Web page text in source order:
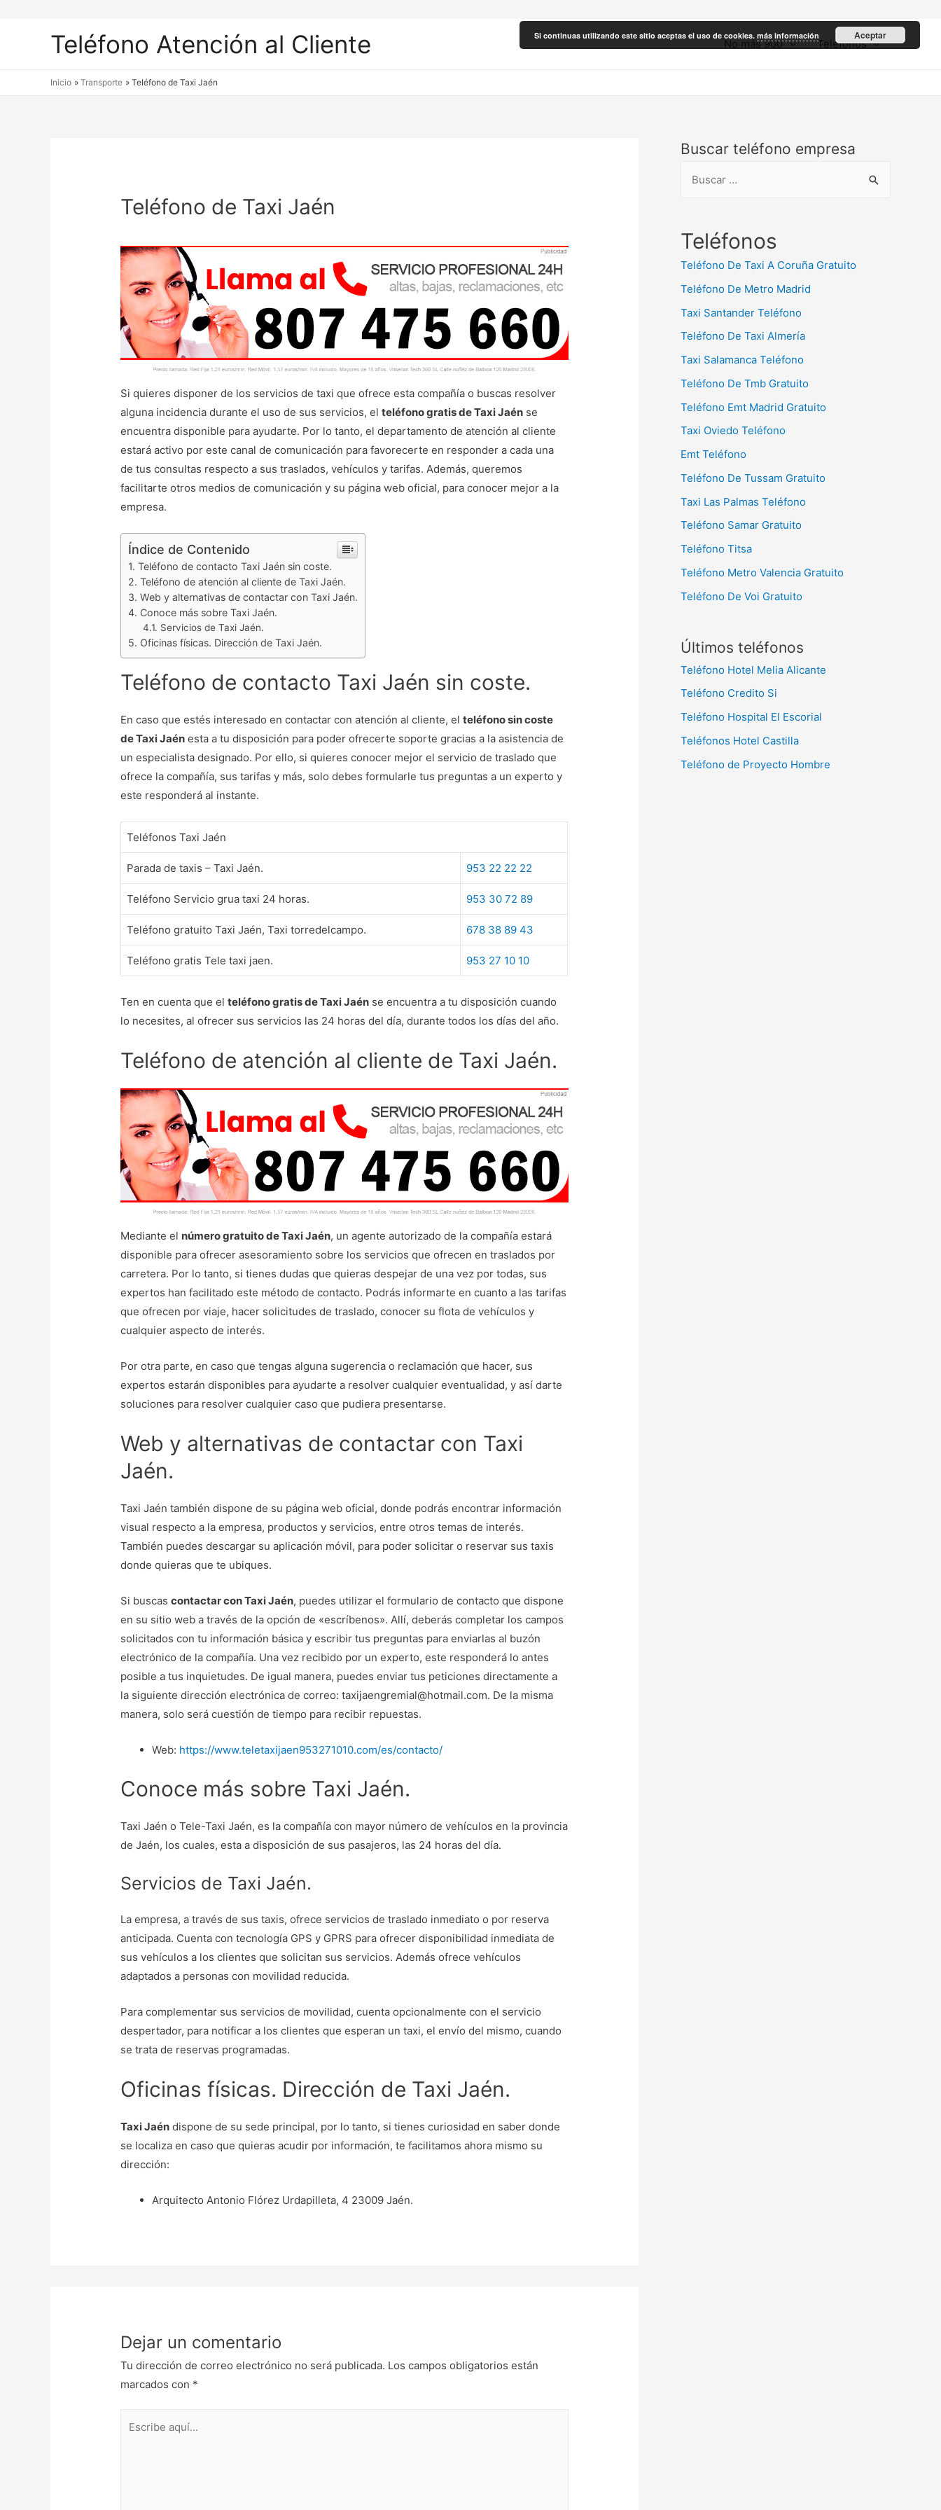
Teléfono Atención al Cliente No más 900 Teléfonos
Inicio Transporte Teléfono de Taxi Jaén
Teléfono de Taxi Jaén
Si quieres disponer de los servicios de taxi que ofrece esta compañía o buscas resolver
alguna incidencia durante el uso de sus servicios, elteléfono gratis de Taxi Jaén se
encuentra disponible para ayudarte. Por lo tanto, el departamento de atención al cliente
estará activo por este canal de comunicación para favorecerte en responder a cada una
de tus consultas respecto a sus traslados, vehículos y tarifas. Además, queremos
facilitarte otros medios de comunicación y su página web oficial, para conocer mejor a la
empresa.
Índice de Contenido
Teléfono de contacto Taxi Jaén sin coste.
Teléfono de atención al cliente de Taxi Jaén.
Web y alternativas de contactar con Taxi Jaén.
Conoce más sobre Taxi Jaén.
Servicios de Taxi Jaén.
Oficinas físicas. Dirección de Taxi Jaén.
Teléfono de contacto Taxi Jaén sin coste.
En caso que estés interesado en contactar con atención al cliente, elteléfono sin coste
de Taxi Jaén esta a tu disposición para poder ofrecerte soporte gracias a la asistencia de
un especialista designado. Por ello, si quieres conocer mejor el servicio de traslado que
ofrece la compañía, sus tarifas y más, solo debes formularle tus preguntas a un experto y
este responderá al instante.
Teléfonos Taxi Jaén
Parada de taxis – Taxi Jaén. 953 22 22 22
Teléfono Servicio grua taxi 24 horas. 953 30 72 89
Teléfono gratuito Taxi Jaén, Taxi torredelcampo. 678 38 89 43
Teléfono gratis Tele taxi jaen. 953 27 10 10
Ten en cuenta que elteléfono gratis de Taxi Jaén se encuentra a tu disposición cuando
lo necesites, al ofrecer sus servicios las 24 horas del día, durante todos los días del año.
Teléfono de atención al cliente de Taxi Jaén.
Mediante el número gratuito de Taxi Jaén, un agente autorizado de la compañía estará
disponible para ofrecer asesoramiento sobre los servicios que ofrecen en traslados por
carretera. Por lo tanto, si tienes dudas que quieras despejar de una vez por todas, sus
expertos han facilitado este método de contacto. Podrás informarte en cuanto a las tarifas
que ofrecen por viaje, hacer solicitudes de traslado, conocer su flota de vehículos y
cualquier aspecto de interés.
Por otra parte, en caso que tengas alguna sugerencia o reclamación que hacer, sus
expertos estarán disponibles para ayudarte a resolver cualquier eventualidad, y así darte
soluciones para resolver cualquier caso que pudiera presentarse.
Web y alternativas de contactar con Taxi
Jaén.
Taxi Jaén también dispone de su página web oficial, donde podrás encontrar información
visual respecto a la empresa, productos y servicios, entre otros temas de interés.
También puedes descargar su aplicación móvil, para poder solicitar o reservar sus taxis
donde quieras que te ubiques.
Si buscascontactar con Taxi Jaén, puedes utilizar el formulario de contacto que dispone
en su sitio web a través de la opción de «escríbenos». Allí, deberás completar los campos
solicitados con tu información básica y escribir tus preguntas para enviarlas al buzón
electrónico de la compañía. Una vez recibido por un experto, este responderá lo antes
posible a tus inquietudes. De igual manera, puedes enviar tus peticiones directamente a
la siguiente dirección electrónica de correo: taxijaengremial@hotmail.com. De la misma
manera, solo será cuestión de tiempo para recibir repuestas.
Web: https://www.teletaxijaen953271010.com/es/contacto/
Conoce más sobre Taxi Jaén.
Taxi Jaén o Tele-Taxi Jaén, es la compañía con mayor número de vehículos en la provincia
de Jaén, los cuales, esta a disposición de sus pasajeros, las 24 horas del día.
Servicios de Taxi Jaén.
La empresa, a través de sus taxis, ofrece servicios de traslado inmediato o por reserva
anticipada. Cuenta con tecnología GPS y GPRS para ofrecer disponibilidad inmediata de
sus vehículos a los clientes que solicitan sus servicios. Además ofrece vehículos
adaptados a personas con movilidad reducida.
Para complementar sus servicios de movilidad, cuenta opcionalmente con el servicio
despertador, para notificar a los clientes que esperan un taxi, el envío del mismo, cuando
se trata de reservas programadas.
Oficinas físicas. Dirección de Taxi Jaén.
Taxi Jaén dispone de su sede principal, por lo tanto, si tienes curiosidad en saber donde
se localiza en caso que quieras acudir por información, te facilitamos ahora mismo su
dirección:
Arquitecto Antonio Flórez Urdapilleta, 4 23009 Jaén.
Dejar un comentario
Tu dirección de correo electrónico no será publicada. Los campos obligatorios están
marcados con *
Buscar teléfono empresa
c
Teléfonos
Teléfono De Taxi A Coruña Gratuito
Teléfono De Metro Madrid
Taxi Santander Teléfono
Teléfono De Taxi Almería
Taxi Salamanca Teléfono
Teléfono De Tmb Gratuito
Teléfono Emt Madrid Gratuito
Taxi Oviedo Teléfono
Emt Teléfono
Teléfono De Tussam Gratuito
Taxi Las Palmas Teléfono
Teléfono Samar Gratuito
Teléfono Titsa
Teléfono Metro Valencia Gratuito
Teléfono De Voi Gratuito
Últimos teléfonos
Teléfono Hotel Melia Alicante
Teléfono Credito Si
Teléfono Hospital El Escorial
Teléfonos Hotel Castilla
Teléfono de Proyecto Hombre
Si continuas utilizando este sitio aceptas el uso de cookies. más información Aceptar